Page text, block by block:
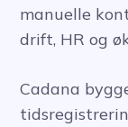
manuelle
drift, HR og
Cadana